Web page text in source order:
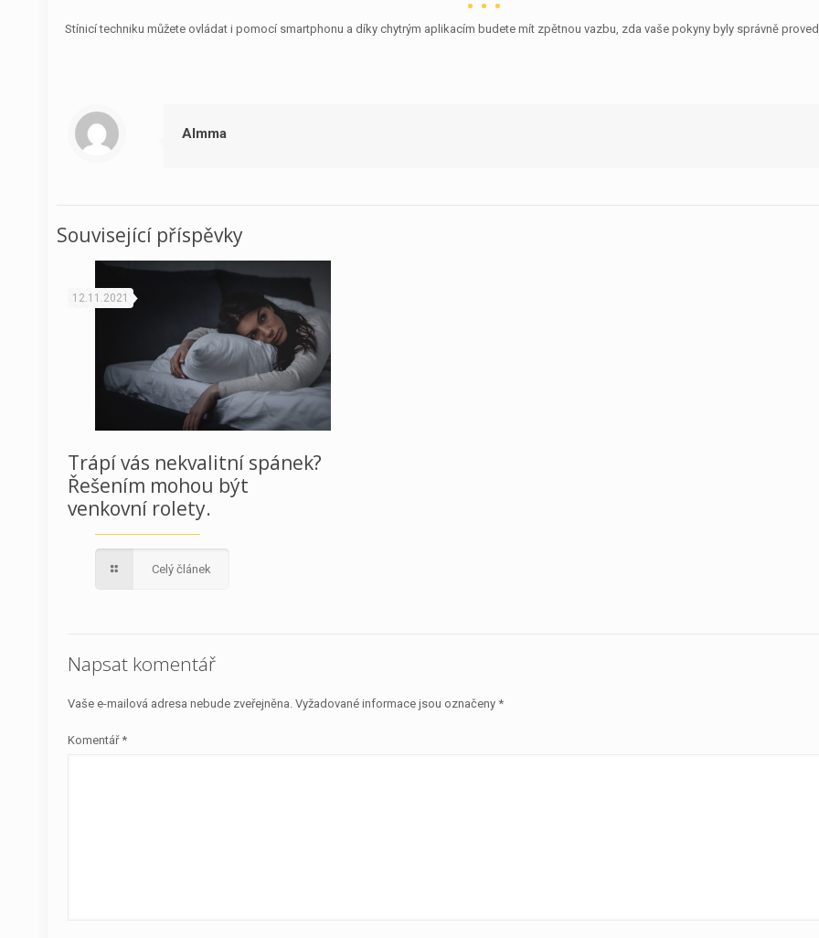
Stínicí techniku můžete ovládat i pomocí smartphonu a díky chytrým aplikacím budete mít zpětnou vazbu, zda vaše pokyny byly správně
Almma
Související příspěvky
12.11.2021
Trápí vás nekvalitní spánek?
Řešením mohou být
venkovní rolety.
Celý článek
Napsat komentář
Vaše e-mailová adresa nebude zveřejněna. Vyžadované informace jsou označeny *
Komentář *